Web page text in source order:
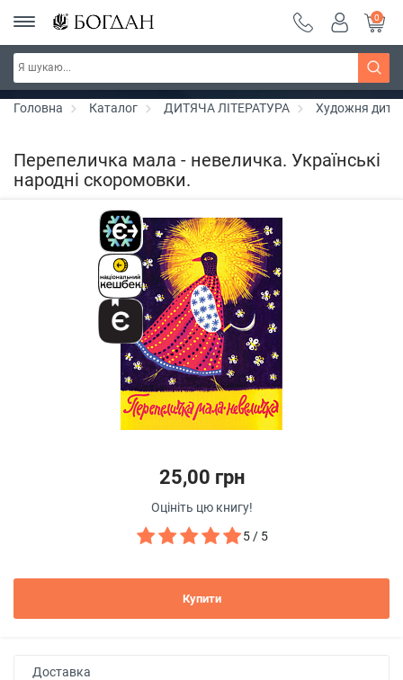
РОЗПРОДАЖ ~ 150 грн ~ 200 грн ~ 250 грн ~
300 грн ~ РОЗПРОДАЖ
Дізнатись більше
0
Головна Каталог ДИТЯЧА ЛІТЕРАТУРА Художня
Перепеличка мала - невеличка. Українські
народні скоромовки.
25,00 грн
Оцініть цю книгу!
5 / 5
Купити
Доставка